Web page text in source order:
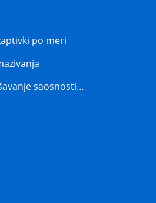
po meri
saosnosti…